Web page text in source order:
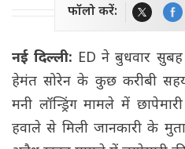
फॉलो करें:
नई दिल्ली: ED ने बुधवार
हेमंत सोरेन के कुछ करीबी
मनी लॉन्ड्रिंग मामले में
हवाले से मिली जानकारी के